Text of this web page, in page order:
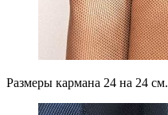
Размеры кармана 24 на 24 см.